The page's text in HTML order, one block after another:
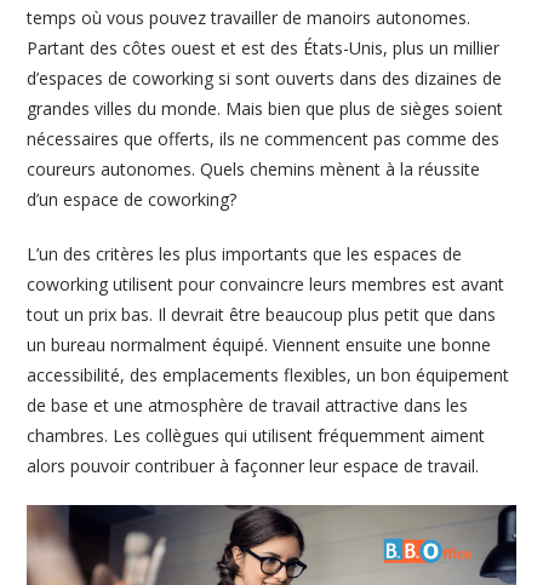
temps où vous pouvez travailler de manoirs autonomes.
Partant des côtes ouest et est des États-Unis, plus un millier
d’espaces de coworking si sont ouverts dans des dizaines de
grandes villes du monde. Mais bien que plus de sièges soient
nécessaires que offerts, ils ne commencent pas comme des
coureurs autonomes. Quels chemins mènent à la réussite
d’un espace de coworking?
L’un des critères les plus importants que les espaces de
coworking utilisent pour convaincre leurs membres est avant
tout un prix bas. Il devrait être beaucoup plus petit que dans
un bureau normalment équipé. Viennent ensuite une bonne
accessibilité, des emplacements flexibles, un bon équipement
de base et une atmosphère de travail attractive dans les
chambres. Les collègues qui utilisent fréquemment aiment
alors pouvoir contribuer à façonner leur espace de travail.